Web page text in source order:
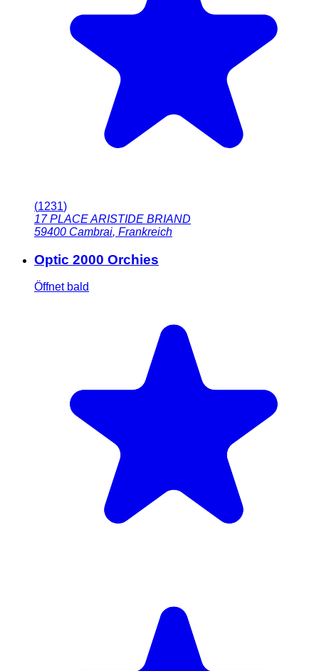
(1231)
17 PLACE ARISTIDE BRIAND
59400 Cambrai, Frankreich
Optic 2000 Orchies
Öffnet bald